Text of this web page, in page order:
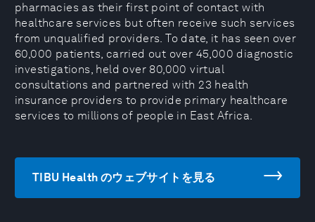
pharmacies as their first point of contact with
healthcare services but often receive such services
from unqualified providers. To date, it has seen over
60,000 patients, carried out over 45,000 diagnostic
investigations, held over 80,000 virtual
consultations and partnered with 23 health
insurance providers to provide primary healthcare
services to millions of people in East Africa.
TIBU Health のウェブサイトを見る